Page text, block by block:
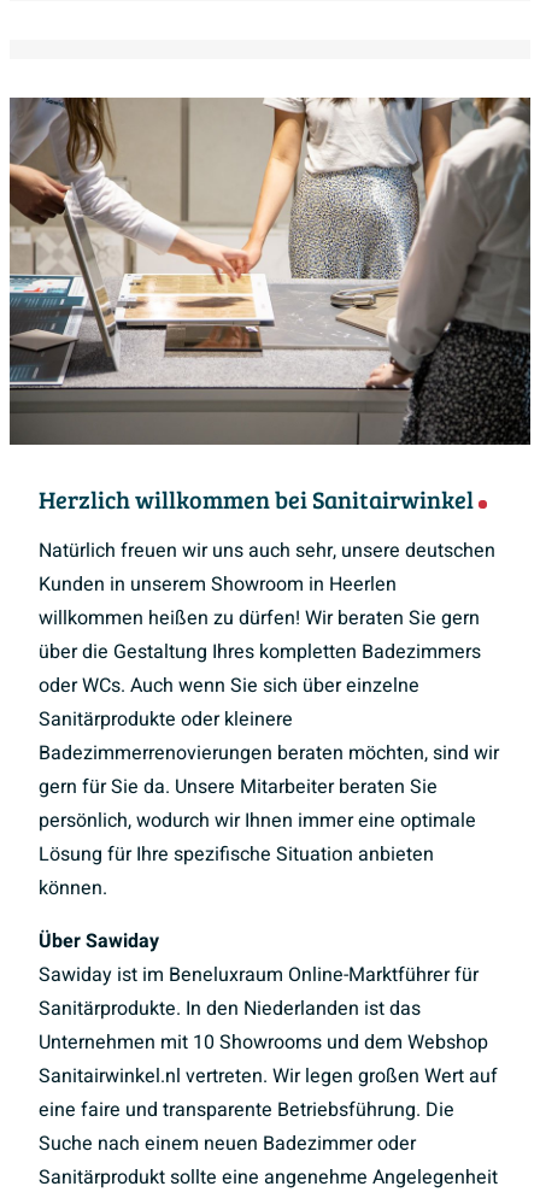
Herzlich willkommen bei Sanitairwinkel
Natürlich freuen wir uns auch sehr, unsere deutschen
Kunden in unserem Showroom in Heerlen
willkommen heißen zu dürfen! Wir beraten Sie gern
über die Gestaltung Ihres kompletten Badezimmers
oder WCs. Auch wenn Sie sich über einzelne
Sanitärprodukte oder kleinere
Badezimmerrenovierungen beraten möchten, sind wir
gern für Sie da. Unsere Mitarbeiter beraten Sie
persönlich, wodurch wir Ihnen immer eine optimale
Lösung für Ihre spezifische Situation anbieten
können.
Über Sawiday
Sawiday ist im Beneluxraum Online-Marktführer für
Sanitärprodukte. In den Niederlanden ist das
Unternehmen mit 10 Showrooms und dem Webshop
Sanitairwinkel.nl vertreten. Wir legen großen Wert auf
eine faire und transparente Betriebsführung. Die
Suche nach einem neuen Badezimmer oder
Sanitärprodukt sollte eine angenehme Angelegenheit